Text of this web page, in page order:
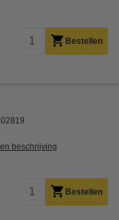
Bestellen
beschrijving
Bestellen